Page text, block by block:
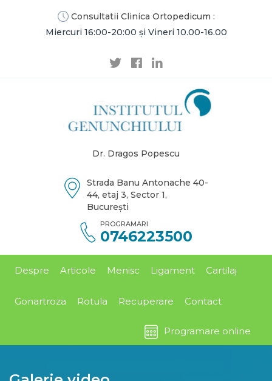
Consultatii Clinica Ortopedicum :
Miercuri 16:00-20:00 și Vineri 10.00-16.00
Dr. Dragos Popescu
Strada Banu Antonache 40-
44, etaj 3, Sector 1,
București
PROGRAMARI
0746223500
Despre Articole Menisc Ligament Cartilaj
Gonartroza Rotula Recuperare Contact
Programare online